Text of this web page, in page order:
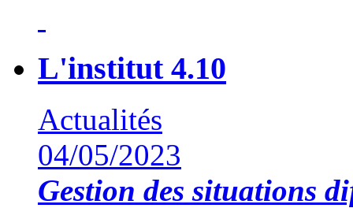
L'institut 4.10
Actualités
04/05/2023
Gestion des situations